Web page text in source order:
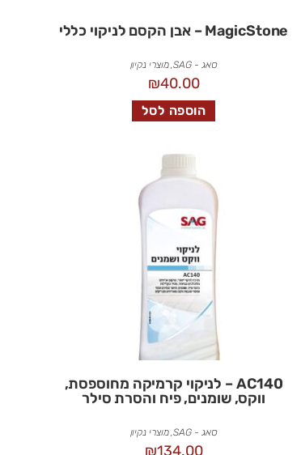
MagicStone – אבן הקסם לניקוי כללי
סאג - SAG ,מוצרי נקיון
₪40.00
הוספה לסל
AC140 – לניקוי קרמיקה מחוספסת,
ווקס, שומנים, פיח והסרת סילר
סאג - SAG ,מוצרי נקיון
₪134.00